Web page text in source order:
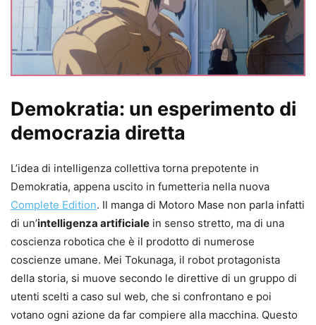
Demokratia: un esperimento di
democrazia diretta
L’idea di intelligenza collettiva torna prepotente in
Demokratia, appena uscito in fumetteria nella nuova
Complete Edition. Il manga di Motoro Mase non parla infatti
di un’intelligenza artificiale in senso stretto, ma di una
coscienza robotica che è il prodotto di numerose
coscienze umane. Mei Tokunaga, il robot protagonista
della storia, si muove secondo le direttive di un gruppo di
utenti scelti a caso sul web, che si confrontano e poi
votano ogni azione da far compiere alla macchina. Questo